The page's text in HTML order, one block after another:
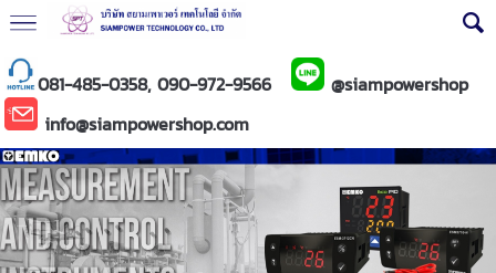
081-485-0358, 090-972-9566
@siampowershop
info@siampowershop.com